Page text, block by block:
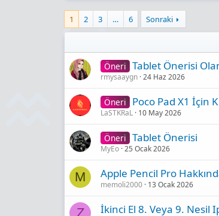
1 2 3 … 6 Sonraki
Öneri Tablet Önerisi
rmysaaygn 24 Haz 2026
Öneri Poco Pad X1 İçin
LaSTKRaL 10 May 2026
Öneri Tablet Önerisi
MyEo 25 Ocak 2026
M Apple Pencil Pro
memoli2000 13 Ocak 2026
Z İkinci El 8. Veya 9. Nesil